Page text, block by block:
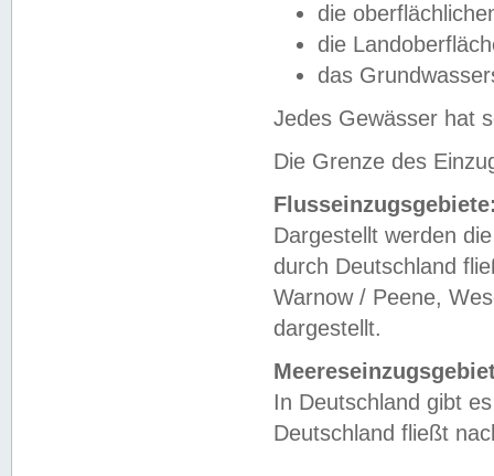
die
die
das
Jedes Gewässer hat
Die Grenze des
Dargestellt werden
durch Deutschland
Warnow / Peene,
dargestellt.
In Deutschland gibt
Deutschland fließt